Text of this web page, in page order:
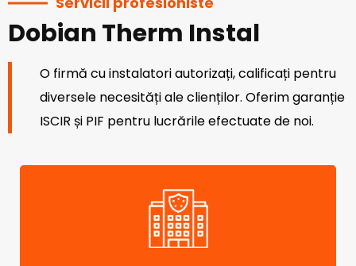
Dobian Therm Instal
O firmă cu instalatori autorizați, calificați pentru
diversele necesități ale clienților. Oferim garanție
ISCIR și PIF pentru lucrările efectuate de noi.